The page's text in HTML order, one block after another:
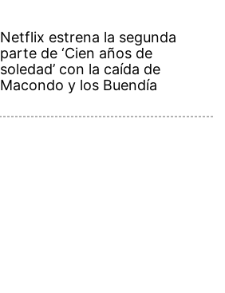
Netflix estrena la segunda
parte de ‘Cien años de
soledad’ con la caída de
Macondo y los Buendía